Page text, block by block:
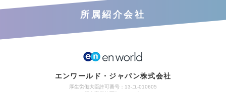
所属紹介会社
エンワールド・ジャパン株式会社
厚生労働大臣許可番号：13-ユ-010605